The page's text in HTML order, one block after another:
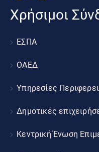
Χρήσιμοι
ΕΣΠΑ
ΟΑΕΔ
Υπηρεσίες
Δημοτικές
Κεντρική Ένωση